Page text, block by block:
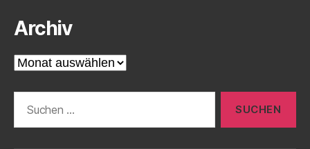
Archiv
Archiv
nach: